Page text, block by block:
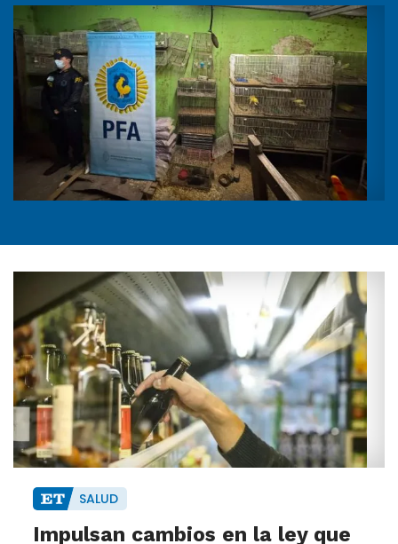
SALUD
Impulsan cambios en la ley que